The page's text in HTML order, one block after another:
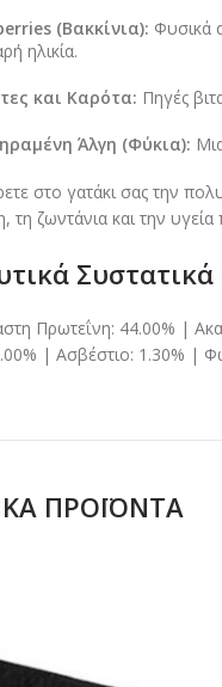
(Βακκίνια): Φυσικά
ηλικία.
και Καρότα: Πηγές
Άλγη (Φύκια):
στο γατάκι σας την
τη ζωντάνια και την
Πρωτεΐνη: 44.00% |
| Ασβέστιο: 1.30% |
ΠΡΟΪΌΝΤΑ